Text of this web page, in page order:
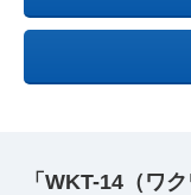
「WKT-14（ワ